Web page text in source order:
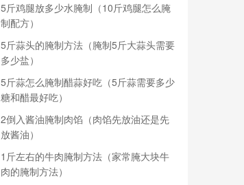
5斤鸡腿放多少水腌制（10斤鸡腿怎么腌
制配方）
5斤蒜头的腌制方法（腌制5斤大蒜头需要
多少盐）
5斤蒜怎么腌制醋蒜好吃（5斤蒜需要多少
糖和醋最好吃）
2倒入酱油腌制肉馅（肉馅先放油还是先
放酱油）
1斤左右的牛肉腌制方法（家常腌大块牛
肉的腌制方法）